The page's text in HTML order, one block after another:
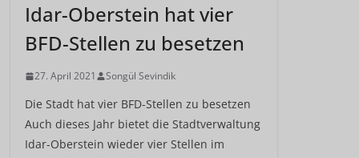
Idar-Oberstein hat vier
BFD-Stellen zu besetzen
27. April 2021 Songül Sevindik
Die Stadt hat vier BFD-Stellen zu besetzen
Auch dieses Jahr bietet die Stadtverwaltung
Idar-Oberstein wieder vier Stellen im